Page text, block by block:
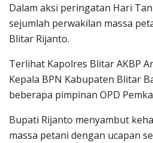
Dalam aksi peringatan Hari
sejumlah perwakilan massa
Blitar Rijanto.
Terlihat Kapolres Blitar AKBP
Kepala BPN Kabupaten Blitar
beberapa pimpinan OPD
Bupati Rijanto menyambut
massa petani dengan ucapan